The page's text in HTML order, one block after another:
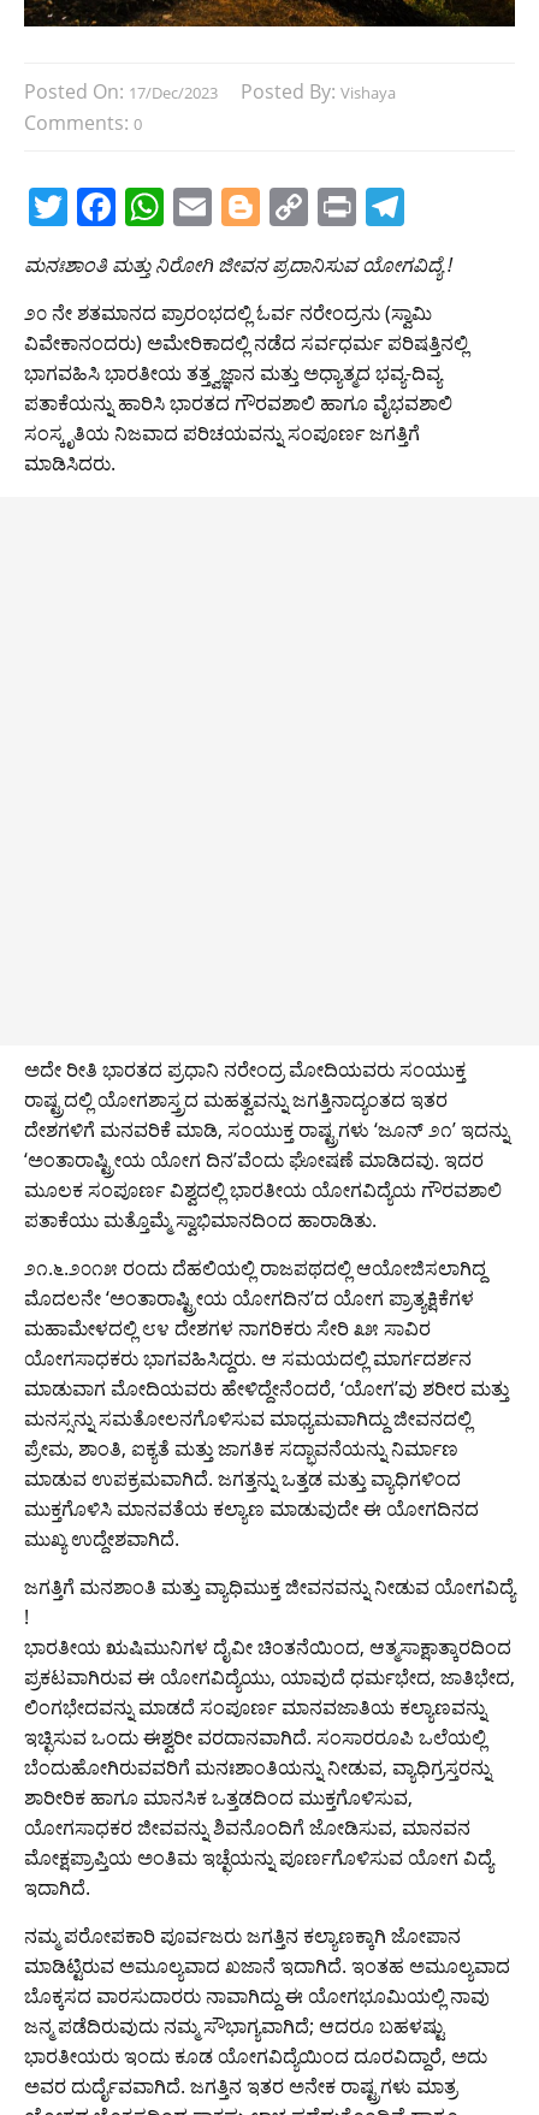
Posted On: 17/Dec/2023 Posted By: Vishaya
Comments: 0
T
itt
er
F
a
c
e
b
o
o
W
h
at
s
A
p
p
E
m
ai
l
Bl
o
g
g
er
C
o
p
y
Li
n
k
Pr
in
t
el
e
gr
a
m
ಮನಃಶಾಂತಿ ಮತ್ತು ನಿರೋಗಿ ಜೀವನ ಪ್ರದಾನಿಸುವ ಯೋಗವಿದ್ಯೆ !
೨೦ ನೇ ಶತಮಾನದ ಪ್ರಾರಂಭದಲ್ಲಿ ಓರ್ವ ನರೇಂದ್ರನು (ಸ್ವಾಮಿ
ವಿವೇಕಾನಂದರು) ಅಮೇರಿಕಾದಲ್ಲಿ ನಡೆದ ಸರ್ವಧರ್ಮ ಪರಿಷತ್ತಿನಲ್ಲಿ
ಭಾಗವಹಿಸಿ ಭಾರತೀಯ ತತ್ತ್ವಜ್ಞಾನ ಮತ್ತು ಅಧ್ಯಾತ್ಮದ ಭವ್ಯ-ದಿವ್ಯ
ಪತಾಕೆಯನ್ನು ಹಾರಿಸಿ ಭಾರತದ ಗೌರವಶಾಲಿ ಹಾಗೂ ವೈಭವಶಾಲಿ
ಸಂಸ್ಕೃತಿಯ ನಿಜವಾದ ಪರಿಚಯವನ್ನು ಸಂಪೂರ್ಣ ಜಗತ್ತಿಗೆ
ಮಾಡಿಸಿದರು.
ಅದೇ ರೀತಿ ಭಾರತದ ಪ್ರಧಾನಿ ನರೇಂದ್ರ ಮೋದಿಯವರು ಸಂಯುಕ್ತ
ರಾಷ್ಟ್ರದಲ್ಲಿ ಯೋಗಶಾಸ್ತ್ರದ ಮಹತ್ವವನ್ನು ಜಗತ್ತಿನಾದ್ಯಂತದ ಇತರ
ದೇಶಗಳಿಗೆ ಮನವರಿಕೆ ಮಾಡಿ, ಸಂಯುಕ್ತ ರಾಷ್ಟ್ರಗಳು ‘ಜೂನ್ ೨೧’ ಇದನ್ನು
‘ಅಂತಾರಾಷ್ಟ್ರೀಯ ಯೋಗ ದಿನ’ವೆಂದು ಘೋಷಣೆ ಮಾಡಿದವು. ಇದರ
ಮೂಲಕ ಸಂಪೂರ್ಣ ವಿಶ್ವದಲ್ಲಿ ಭಾರತೀಯ ಯೋಗವಿದ್ಯೆಯ ಗೌರವಶಾಲಿ
ಪತಾಕೆಯು ಮತ್ತೊಮ್ಮೆ ಸ್ವಾಭಿಮಾನದಿಂದ ಹಾರಾಡಿತು.
೨೧.೬.೨೦೧೫ ರಂದು ದೆಹಲಿಯಲ್ಲಿ ರಾಜಪಥದಲ್ಲಿ ಆಯೋಜಿಸಲಾಗಿದ್ದ
ಮೊದಲನೇ ‘ಅಂತಾರಾಷ್ಟ್ರೀಯ ಯೋಗದಿನ’ದ ಯೋಗ ಪ್ರಾತ್ಯಕ್ಷಿಕೆಗಳ
ಮಹಾಮೇಳದಲ್ಲಿ ೮೪ ದೇಶಗಳ ನಾಗರಿಕರು ಸೇರಿ ೩೫ ಸಾವಿರ
ಯೋಗಸಾಧಕರು ಭಾಗವಹಿಸಿದ್ದರು. ಆ ಸಮಯದಲ್ಲಿ ಮಾರ್ಗದರ್ಶನ
ಮಾಡುವಾಗ ಮೋದಿಯವರು ಹೇಳಿದ್ದೇನೆಂದರೆ, ‘ಯೋಗ’ವು ಶರೀರ ಮತ್ತು
ಮನಸ್ಸನ್ನು ಸಮತೋಲನಗೊಳಿಸುವ ಮಾಧ್ಯಮವಾಗಿದ್ದು ಜೀವನದಲ್ಲಿ
ಪ್ರೇಮ, ಶಾಂತಿ, ಐಕ್ಯತೆ ಮತ್ತು ಜಾಗತಿಕ ಸದ್ಭಾವನೆಯನ್ನು ನಿರ್ಮಾಣ
ಮಾಡುವ ಉಪಕ್ರಮವಾಗಿದೆ. ಜಗತ್ತನ್ನು ಒತ್ತಡ ಮತ್ತು ವ್ಯಾಧಿಗಳಿಂದ
ಮುಕ್ತಗೊಳಿಸಿ ಮಾನವತೆಯ ಕಲ್ಯಾಣ ಮಾಡುವುದೇ ಈ ಯೋಗದಿನದ
ಮುಖ್ಯ ಉದ್ದೇಶವಾಗಿದೆ.
ಜಗತ್ತಿಗೆ ಮನಶಾಂತಿ ಮತ್ತು ವ್ಯಾಧಿಮುಕ್ತ ಜೀವನವನ್ನು ನೀಡುವ ಯೋಗವಿದ್ಯೆ
!
ಭಾರತೀಯ ಋಷಿಮುನಿಗಳ ದೈವೀ ಚಿಂತನೆಯಿಂದ, ಆತ್ಮಸಾಕ್ಷಾತ್ಕಾರದಿಂದ
ಪ್ರಕಟವಾಗಿರುವ ಈ ಯೋಗವಿದ್ಯೆಯು, ಯಾವುದೆ ಧರ್ಮಭೇದ, ಜಾತಿಭೇದ,
ಲಿಂಗಭೇದವನ್ನು ಮಾಡದೆ ಸಂಪೂರ್ಣ ಮಾನವಜಾತಿಯ ಕಲ್ಯಾಣವನ್ನು
ಇಚ್ಛಿಸುವ ಒಂದು ಈಶ್ವರೀ ವರದಾನವಾಗಿದೆ. ಸಂಸಾರರೂಪಿ ಒಲೆಯಲ್ಲಿ
ಬೆಂದುಹೋಗಿರುವವರಿಗೆ ಮನಃಶಾಂತಿಯನ್ನು ನೀಡುವ, ವ್ಯಾಧಿಗ್ರಸ್ತರನ್ನು
ಶಾರೀರಿಕ ಹಾಗೂ ಮಾನಸಿಕ ಒತ್ತಡದಿಂದ ಮುಕ್ತಗೊಳಿಸುವ,
ಯೋಗಸಾಧಕರ ಜೀವವನ್ನು ಶಿವನೊಂದಿಗೆ ಜೋಡಿಸುವ, ಮಾನವನ
ಮೋಕ್ಷಪ್ರಾಪ್ತಿಯ ಅಂತಿಮ ಇಚ್ಛೆಯನ್ನು ಪೂರ್ಣಗೊಳಿಸುವ ಯೋಗ ವಿದ್ಯೆ
ಇದಾಗಿದೆ.
ನಮ್ಮ ಪರೋಪಕಾರಿ ಪೂರ್ವಜರು ಜಗತ್ತಿನ ಕಲ್ಯಾಣಕ್ಕಾಗಿ ಜೋಪಾನ
ಮಾಡಿಟ್ಟಿರುವ ಅಮೂಲ್ಯವಾದ ಖಜಾನೆ ಇದಾಗಿದೆ. ಇಂತಹ ಅಮೂಲ್ಯವಾದ
ಬೊಕ್ಕಸದ ವಾರಸುದಾರರು ನಾವಾಗಿದ್ದು ಈ ಯೋಗಭೂಮಿಯಲ್ಲಿ ನಾವು
ಜನ್ಮ ಪಡೆದಿರುವುದು ನಮ್ಮ ಸೌಭಾಗ್ಯವಾಗಿದೆ; ಆದರೂ ಬಹಳಷ್ಟು
ಭಾರತೀಯರು ಇಂದು ಕೂಡ ಯೋಗವಿದ್ಯೆಯಿಂದ ದೂರವಿದ್ದಾರೆ, ಅದು
ಅವರ ದುರ್ದೈವವಾಗಿದೆ. ಜಗತ್ತಿನ ಇತರ ಅನೇಕ ರಾಷ್ಟ್ರಗಳು ಮಾತ್ರ